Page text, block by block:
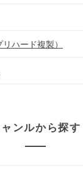
ハード複製）
ンルから探す